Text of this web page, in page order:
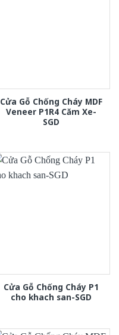
Cửa Gỗ Chống Cháy MDF
Veneer P1R4 Căm Xe-
SGD
Cửa Gỗ Chống Cháy P1
cho khach san-SGD